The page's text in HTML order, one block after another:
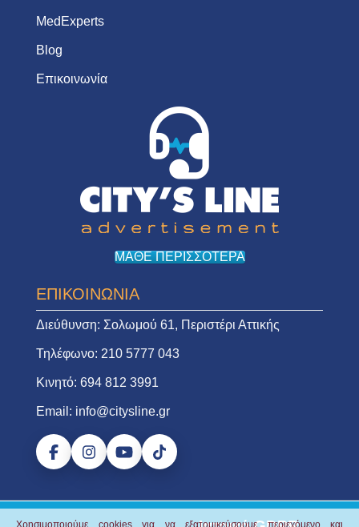
MedExperts
Blog
Επικοινωνία
ΜΑΘΕ ΠΕΡΙΣΣΟΤΕΡΑ
ΕΠΙΚΟΙΝΩΝΙΑ
Διεύθυνση: Σολωμού 61, Περιστέρι Αττικής
Τηλέφωνο: 210 5777 043
Κινητό: 694 812 3991
Email: info@citysline.gr
Χρησιμοποιούμε cookies για να εξατομικεύσουμε περιεχόμενο και